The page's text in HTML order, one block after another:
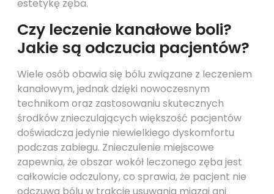
estetykę zęba.
Czy leczenie kanałowe boli?
Jakie są odczucia pacjentów?
Wiele osób obawia się bólu związane z leczeniem
kanałowym, jednak dzięki nowoczesnym
technikom oraz zastosowaniu skutecznych
środków znieczulających większość pacjentów
doświadcza jedynie niewielkiego dyskomfortu
podczas zabiegu. Znieczulenie miejscowe
zapewnia, że obszar wokół leczonego zęba jest
całkowicie odczulony, co sprawia, że pacjent nie